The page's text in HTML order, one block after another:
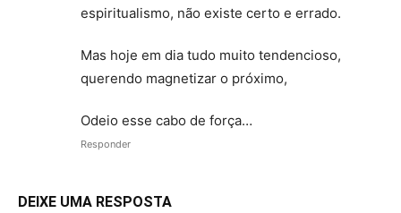
espiritualismo, não existe certo e errado.
Mas hoje em dia tudo muito tendencioso,
querendo magnetizar o próximo,
Odeio esse cabo de força…
Responder
DEIXE UMA RESPOSTA